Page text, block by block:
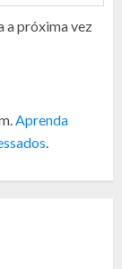
a próxima vez
Aprenda
.